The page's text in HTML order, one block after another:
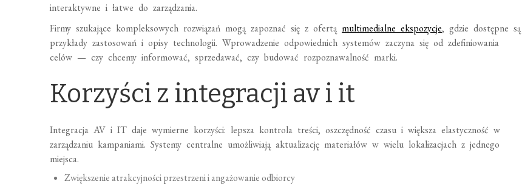
interaktywne i łatwe do zarządzania.
Firmy szukające kompleksowych rozwiązań mogą zapoznać się z ofertą multimedialne ekspozycje, gdzie dostępne są
przykłady zastosowań i opisy technologii. Wprowadzenie odpowiednich systemów zaczyna się od zdefiniowania
celów — czy chcemy informować, sprzedawać, czy budować rozpoznawalność marki.
Korzyści z integracji av i it
Integracja AV i IT daje wymierne korzyści: lepsza kontrola treści, oszczędność czasu i większa elastyczność w
zarządzaniu kampaniami. Systemy centralne umożliwiają aktualizację materiałów w wielu lokalizacjach z jednego
miejsca.
Zwiększenie atrakcyjności przestrzeni i angażowanie odbiorcy